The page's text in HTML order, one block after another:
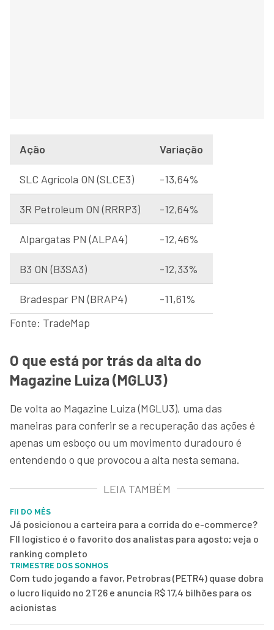
Ação Variação
SLC Agrícola ON (SLCE3) -13,64%
3R Petroleum ON (RRRP3) -12,64%
Alpargatas PN (ALPA4) -12,46%
B3 ON (B3SA3) -12,33%
Bradespar PN (BRAP4)
-11,61%
Fonte: TradeMap
O que está por trás da alta do
Magazine Luiza (MGLU3)
De volta ao Magazine Luiza (MGLU3), uma das
maneiras para conferir se a recuperação das ações é
apenas um esboço ou um movimento duradouro é
entendendo o que provocou a alta nesta semana.
LEIA TAMBÉM
FII DO MÊS
Já posicionou a carteira para a corrida do e-commerce?
FII logístico é o favorito dos analistas para agosto; veja o
ranking completo
TRIMESTRE DOS SONHOS
Com tudo jogando a favor, Petrobras (PETR4) quase dobra
o lucro líquido no 2T26 e anuncia R$ 17,4 bilhões para os
acionistas